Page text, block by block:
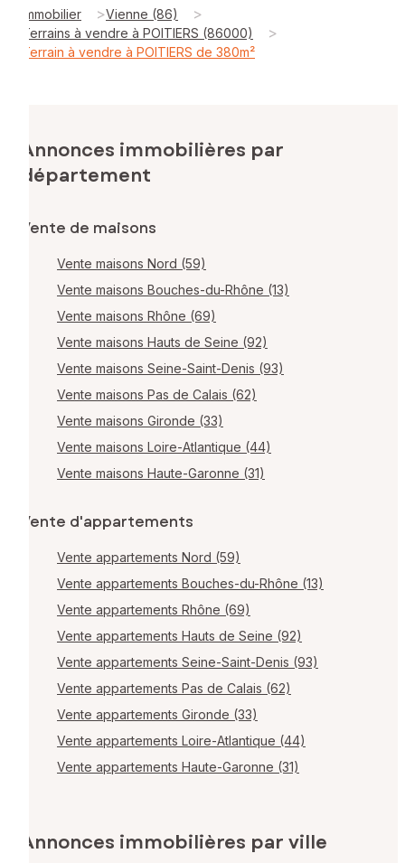
Immobilier >Vienne (86) >
Terrains à vendre à POITIERS (86000) >
Terrain à vendre à POITIERS de 380m²
Annonces immobilières par
département
Vente de maisons
Vente maisons Nord (59)
Vente maisons Bouches-du-Rhône (13)
Vente maisons Rhône (69)
Vente maisons Hauts de Seine (92)
Vente maisons Seine-Saint-Denis (93)
Vente maisons Pas de Calais (62)
Vente maisons Gironde (33)
Vente maisons Loire-Atlantique (44)
Vente maisons Haute-Garonne (31)
Vente d'appartements
Vente appartements Nord (59)
Vente appartements Bouches-du-Rhône (13)
Vente appartements Rhône (69)
Vente appartements Hauts de Seine (92)
Vente appartements Seine-Saint-Denis (93)
Vente appartements Pas de Calais (62)
Vente appartements Gironde (33)
Vente appartements Loire-Atlantique (44)
Vente appartements Haute-Garonne (31)
Annonces immobilières par ville